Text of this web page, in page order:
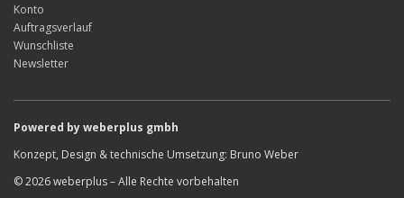
Konto
Auftragsverlauf
Wunschliste
Newsletter
Powered by weberplus gmbh
Konzept, Design & technische Umsetzung: Bruno Weber
© 2026 weberplus – Alle Rechte vorbehalten